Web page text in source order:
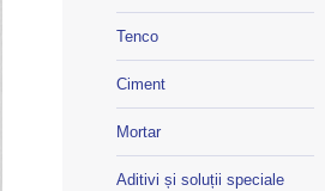
Tenco
Ciment
Mortar
Aditivi și soluții speciale